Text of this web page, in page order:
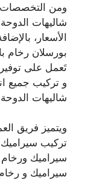
ومن التخصصات
شاليهات
الأسعار،
بورسلان رخام
تَعمل على توفير
و تركيب جميع
شاليهات
ويتميز فريق
تركيب
سيراميك
سيراميك و